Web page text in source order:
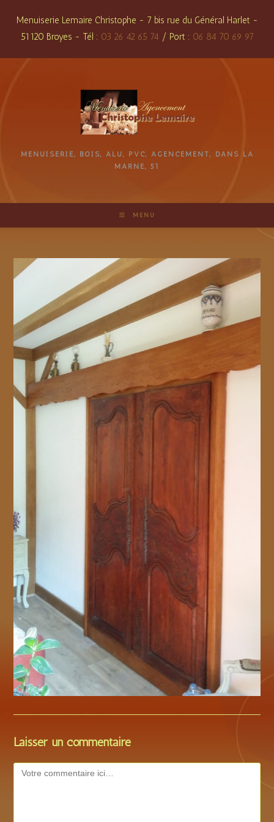
content
Menuiserie Lemaire Christophe - 7 bis rue du Général Harlet -
51120 Broyes - Tél : 03 26 42 65 74 / Port : 06 84 70 69 97
MENUISERIE, BOIS, ALU, PVC, AGENCEMENT, DANS LA
MARNE, 51
MENU
Laisser un commentaire
Comment